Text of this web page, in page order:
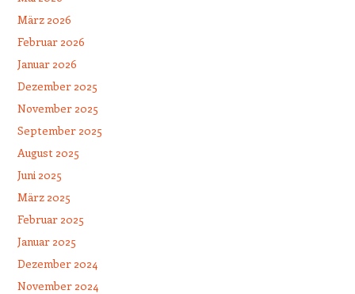
März 2026
Februar 2026
Januar 2026
Dezember 2025
November 2025
September 2025
August 2025
Juni 2025
März 2025
Februar 2025
Januar 2025
Dezember 2024
November 2024